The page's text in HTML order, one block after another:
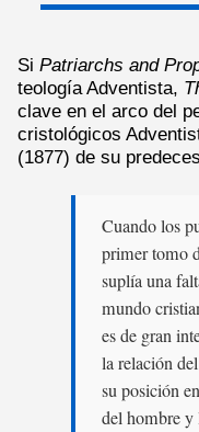
Si Patriarchs and
teología Adventista,
clave en el arco del
cristológicos
(1877) de su
Cuando los
primer tomo
suplía una
mundo
es de gran
la relación
su posición
del hombre y